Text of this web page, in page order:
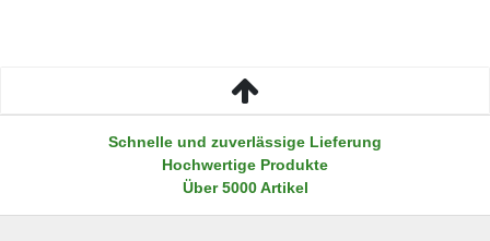
Schnelle und zuverlässige Lieferung
Hochwertige Produkte
Über 5000 Artikel